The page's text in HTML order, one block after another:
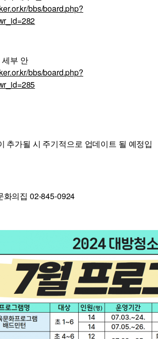
bbs/board.php?
부 안
bbs/board.php?
추가될 시 주기적으로 업데이트 될 예정입
화의집 02-845-0924